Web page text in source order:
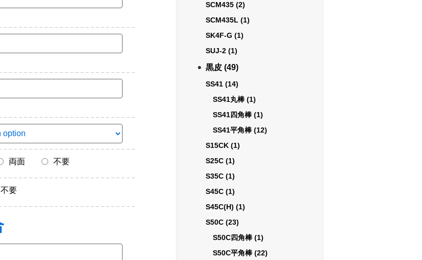
両面 不要
不要
SCM435 (2)
SCM435L (1)
SK4F-G (1)
SUJ-2 (1)
黒皮 (49)
SS41 (14)
SS41丸棒 (1)
SS41四角棒 (1)
SS41平角棒 (12)
S15CK (1)
S25C (1)
S35C (1)
S45C (1)
S45C(H) (1)
S50C (23)
S50C四角棒 (1)
S50C平角棒 (22)